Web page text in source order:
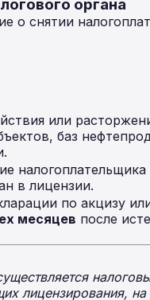
органа
о снятии
или
баз
в лицензии.
по акцизу
месяцев после
лицензирования,